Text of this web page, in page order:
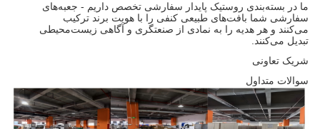
ما در بسته‌بندی روستیک پایدار سفارشی تخصص داریم - جعبه‌های
سفارشی شما بافت‌های طبیعی کنفی را با هویت برند ترکیب
می‌کنند و هر هدیه را به نمادی از صنعتگری و آگاهی زیست‌محیطی
تبدیل می‌کنند.
شریک تعاونی
سوالات متداول